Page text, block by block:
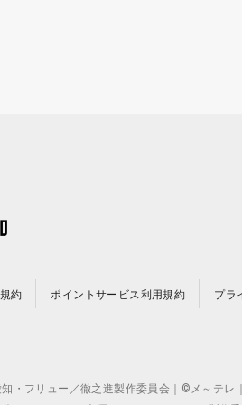
約 ポイントサービス利用規約 プラ
フリュー／徹之進製作委員会｜©メ～テレ